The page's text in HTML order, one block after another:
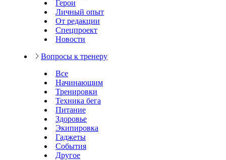
Герои
Личный опыт
От редакции
Спецпроект
Новости
Вопросы к тренеру
Все
Начинающим
Тренировки
Техника бега
Питание
Здоровье
Экипировка
Гаджеты
События
Другое